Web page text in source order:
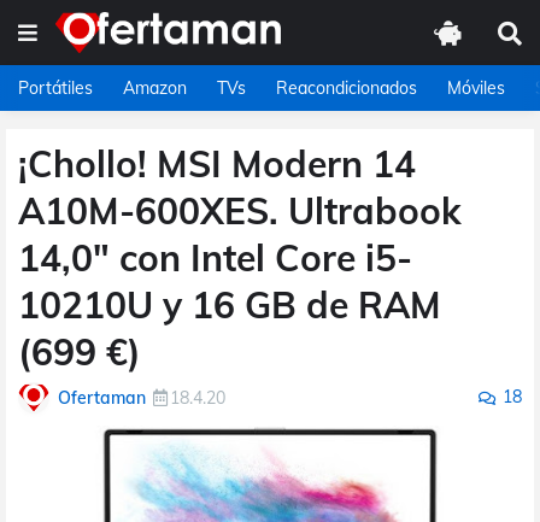
Portátiles Amazon TVs Reacondicionados Móviles
¡Chollo! MSI Modern 14
A10M-600XES. Ultrabook
14,0" con Intel Core i5-
10210U y 16 GB de RAM
(699 €)
Ofertaman 18.4.20 18